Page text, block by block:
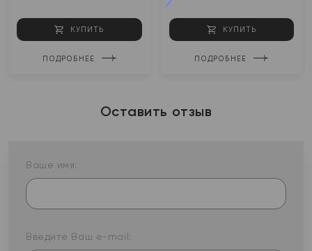
КУПИТЬ
ПОДРОБНЕЕ
КУПИТЬ
ПОДРОБНЕЕ
Оставить отзыв
Ваше имя:
Введите Ваш e-mail: